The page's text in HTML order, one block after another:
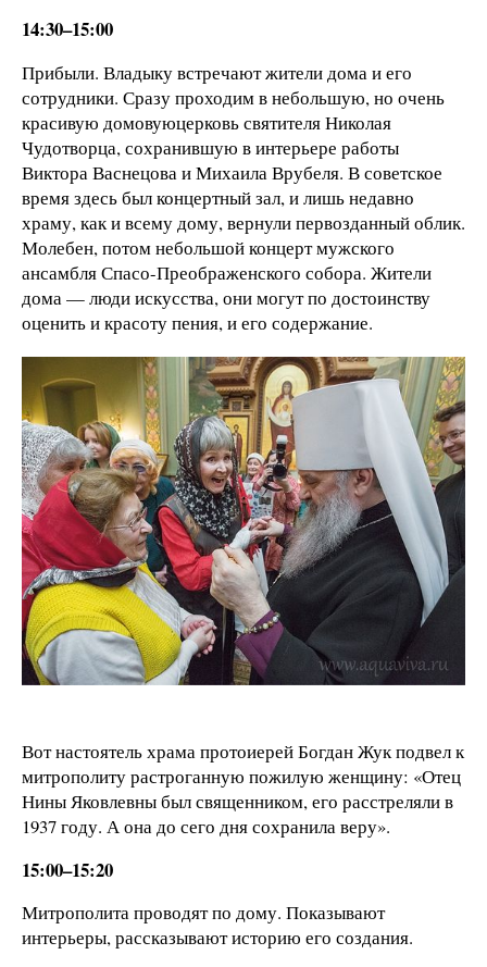
14:30–15:00
Прибыли. Владыку встречают жители дома и его
сотрудники. Сразу проходим в небольшую, но очень
красивую домовуюцерковь святителя Николая
Чудотворца, сохранившую в интерьере работы
Виктора Васнецова и Михаила Врубеля. В советское
время здесь был концертный зал, и лишь недавно
храму, как и всему дому, вернули первозданный облик.
Молебен, потом небольшой концерт мужского
ансамбля Спасо-Преображенского собора. Жители
дома — люди искусства, они могут по достоинству
оценить и красоту пения, и его содержание.
Вот настоятель храма протоиерей Богдан Жук подвел к
митрополиту растроганную пожилую женщину: «Отец
Нины Яковлевны был священником, его расстреляли в
1937 году. А она до сего дня сохранила веру».
15:00–15:20
Митрополита проводят по дому. Показывают
интерьеры, рассказывают историю его создания.